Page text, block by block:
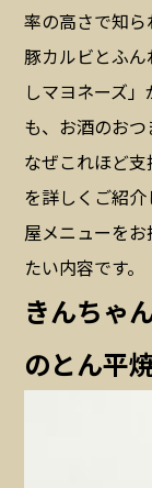
率の高さで知ら
豚カルビとふ
しマヨネーズ
も、お酒のおつ
なぜこれほど
を詳しくご紹
屋メニューを
たい内容です。
きんちゃ
のとん平